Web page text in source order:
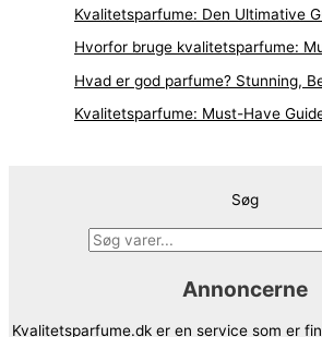
Kvalitetsparfume: Den Ultimative
Hvorfor bruge kvalitetsparfume:
Hvad er god parfume? Stunning,
Kvalitetsparfume: Must-Have
Søg
Annoncerne
Kvalitetsparfume.dk er en service som er